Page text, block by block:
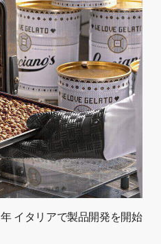
年 イタリアで製品開発を開始